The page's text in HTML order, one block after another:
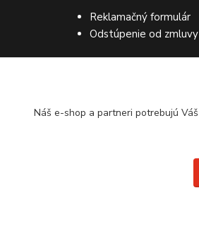
Reklamačný formulár
Odstúpenie od zmluvy
Náš e-shop a partneri potrebujú Váš